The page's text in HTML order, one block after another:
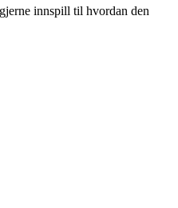
innspill til hvordan den